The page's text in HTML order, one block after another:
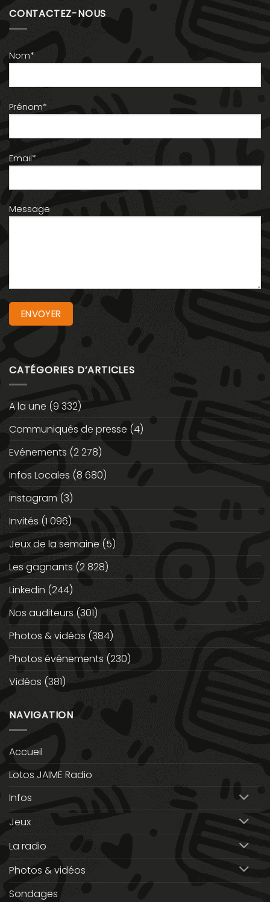
CONTACTEZ-NOUS
Nom*
Prénom*
Email*
Message
CATÉGORIES D’ARTICLES
A la une (9 332)
Communiqués de presse (4)
Evénements (2 278)
Infos Locales (8 680)
instagram (3)
Invités (1 096)
Jeux de la semaine (5)
Les gagnants (2 828)
Linkedin (244)
Nos auditeurs (301)
Photos & vidéos (384)
Photos événements (230)
Vidéos (381)
NAVIGATION
Accueil
Lotos JAIME Radio
Infos
Jeux
La radio
Photos & vidéos
Sondages